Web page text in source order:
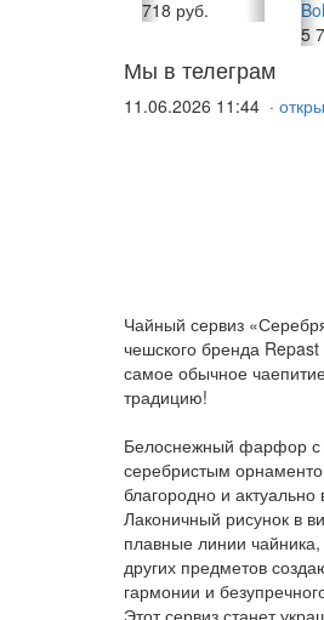
718 руб.
5
Мы в телеграм
11.06.2026 11:44 ·
Чайный сервиз
чешского бренда Repast
самое обычное
традицию!
Белоснежный фарфор
серебристым
благородно и
Лаконичный рисунок в
плавные линии
других предметов
гармонии и